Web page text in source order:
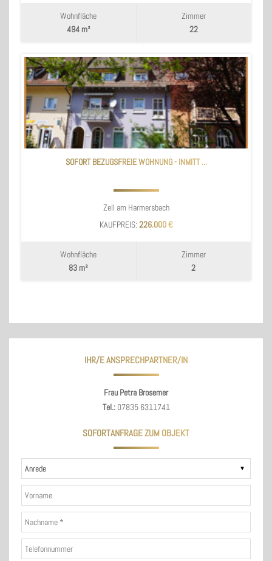
Wohnfläche
494 m²
Zimmer
22
SOFORT BEZUGSFREIE WOHNUNG - INMITT ...
Zell am Harmersbach
KAUFPREIS: 226.000 €
Wohnfläche
83 m²
Zimmer
2
IHR/E ANSPRECHPARTNER/IN
Frau Petra Brosemer
Tel.: 07835 6311741
SOFORTANFRAGE ZUM OBJEKT